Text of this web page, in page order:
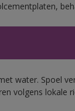
water. Spoel
volgens lokale